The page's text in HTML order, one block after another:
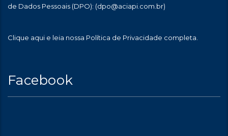
de Dados Pessoais (DPO): (dpo@aciapi.com.br)
Clique aqui e leia nossa Política de Privacidade completa.
Facebook